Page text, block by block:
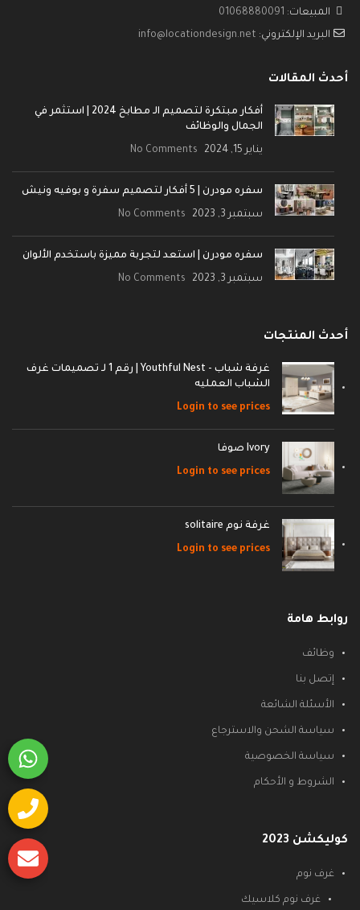
المبيعات: 01068880091
البريد الإلكتروني: info@locationdesign.net
أحدث المقالات
أفكار مبتكرة لتصميم الـ مطابخ 2024 | استثمر في
الجمال والوظائف
يناير 15, 2024 No Comments
سفره مودرن | 5 أفكار لتصميم سفرة و بوفيه ونيش
سبتمبر 3, 2023 No Comments
سفره مودرن | استعد لتجربة مميزة باستخدم الألوان
سبتمبر 3, 2023 No Comments
أحدث المنتجات
غرفة شباب - Youthful Nest | رقم 1 لـ تصميمات غرف
الشباب العمليه
Login to see prices
Ivory صوفا
Login to see prices
غرفة نوم solitaire
Login to see prices
روابط هامة
وظائف
إتصل بنا
الأسئلة الشائعة
سياسة الشحن والاسترجاع
سياسة الخصوصية
الشروط و الأحكام
كوليكشن 2023
غرف نوم
غرف نوم كلاسيك